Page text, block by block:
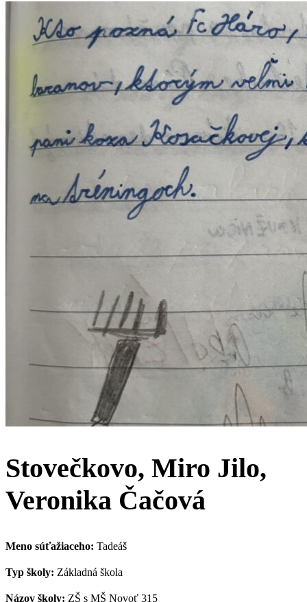
Stovečkovo, Miro Jilo,
Veronika Čačová
Meno súťažiaceho: Tadeáš
Typ školy: Základná škola
Názov školy: ZŠ s MŠ Novoť 315